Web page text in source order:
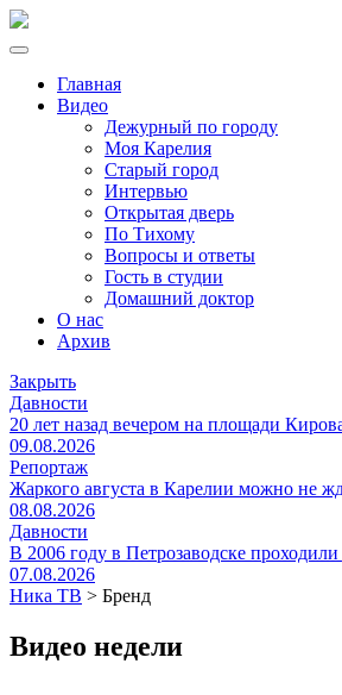
Главная
Видео
Дежурный по городу
Моя Карелия
Старый город
Интервью
Открытая дверь
По Тихому
Вопросы и ответы
Гость в студии
Домашний доктор
О нас
Архив
Закрыть
Давности
20 лет назад вечером на площади
09.08.2026
Репортаж
Жаркого августа в Карелии можно не
08.08.2026
Давности
В 2006 году в Петрозаводске
07.08.2026
Ника ТВ > Бренд
Видео недели